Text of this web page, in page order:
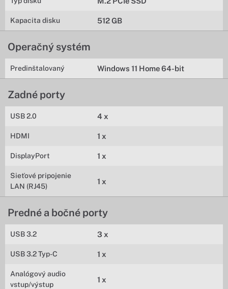
Kapacita disku 512 GB
Operačný systém
Predinštalovaný Windows 11 Home 64-bit
Zadné porty
USB 2.0 4 x
HDMI 1 x
DisplayPort 1 x
Sieťové pripojenie
LAN (RJ45)
1 x
Predné a bočné porty
USB 3.2 3 x
USB 3.2 Typ-C 1 x
Analógový audio
vstup/výstup
1 x